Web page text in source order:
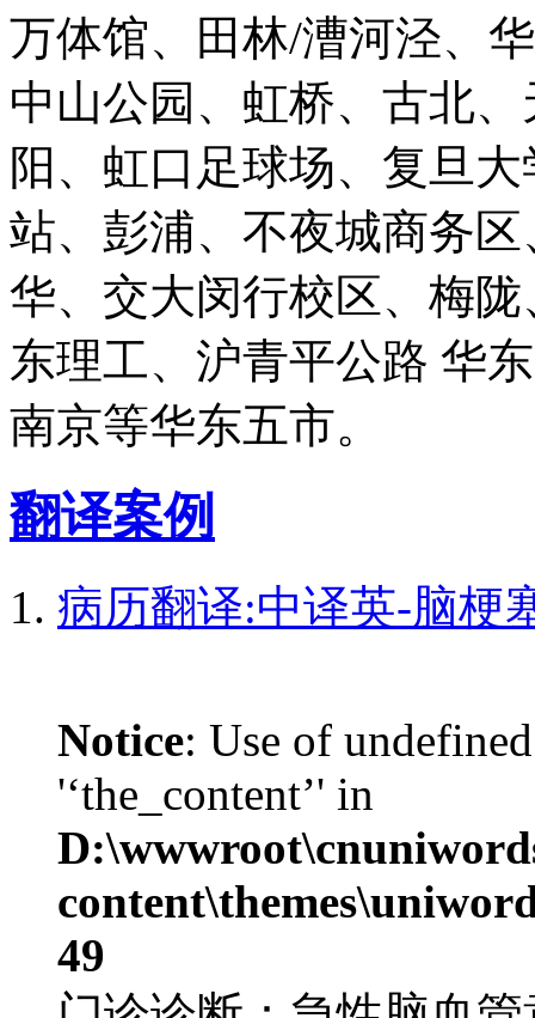
万体馆、田林/漕河泾、
中山公园、虹桥、古北
阳、虹口足球场、复旦
站、彭浦、不夜城商务
华、交大闵行校区、梅
东理工、沪青平公路 华
南京等华东五市。
翻译案例
病历翻译:中译英-脑梗
Notice: Use of
'‘the_content’' in
49